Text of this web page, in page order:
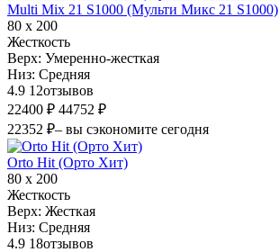
Multi Mix 21 S1000 (Мульти Микс 21 S1000)
80 х 200
Жесткость
Верх: Умеренно-жесткая
Низ: Средняя
4.9 12отзывов
22400 ₽ 44752 ₽
22352 ₽– вы сэкономите сегодня
Orto Hit (Орто Хит)
80 х 200
Жесткость
Верх: Жесткая
Низ: Средняя
4.9 18отзывов